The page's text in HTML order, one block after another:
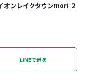
オンレイクタウンmori ２
LINEで送る